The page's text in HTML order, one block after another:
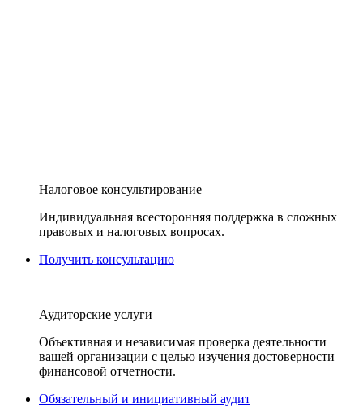
Налоговое консультирование
Индивидуальная всесторонняя поддержка в сложных
правовых и налоговых вопросах.
Получить консультацию
Аудиторские услуги
Объективная и независимая проверка деятельности
вашей организации с целью изучения достоверности
финансовой отчетности.
Обязательный и инициативный аудит